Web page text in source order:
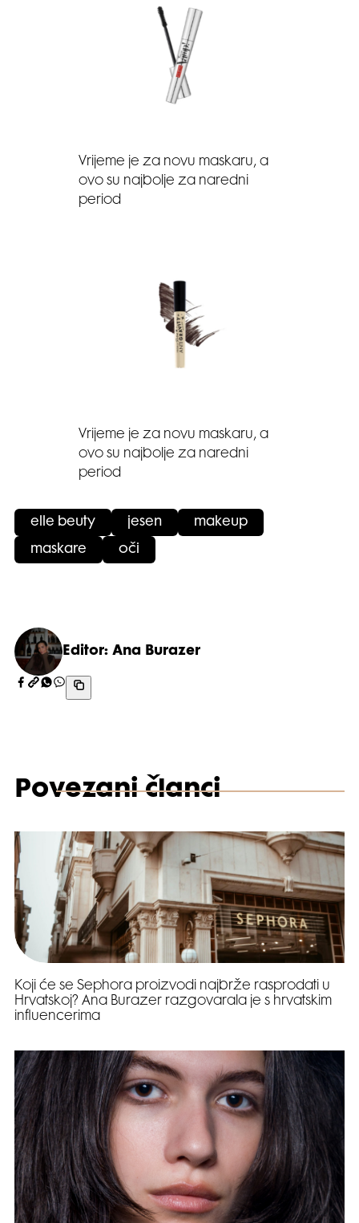
Vrijeme je za novu maskaru, a
ovo su najbolje za naredni
period
Vrijeme je za novu maskaru, a
ovo su najbolje za naredni
period
elle beuty jesen makeup
maskare oči
Editor: Ana Burazer
Povezani članci
Koji će se Sephora proizvodi najbrže rasprodati u
Hrvatskoj? Ana Burazer razgovarala je s hrvatskim
influencerima